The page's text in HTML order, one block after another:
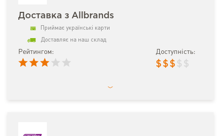
Доставка з Allbrands
Приймає українські карти
Доставляє на наш склад
Рейтингом: Доступність:
$ $ $ $ $